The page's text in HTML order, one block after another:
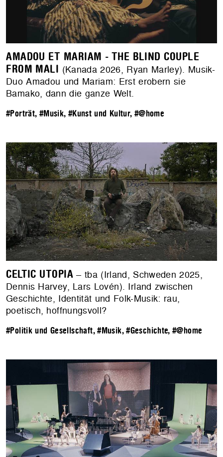
AMADOU ET MARIAM - THE BLIND COUPLE
FROM MALI (Kanada 2026, Ryan Marley). Musik-
Duo Amadou und Mariam: Erst erobern sie
Bamako, dann die ganze Welt.
#Porträt, #Musik, #Kunst und Kultur, #@home
CELTIC UTOPIA – tba (Irland, Schweden 2025,
Dennis Harvey, Lars Lovén). Irland zwischen
Geschichte, Identität und Folk-Musik: rau,
poetisch, hoffnungsvoll?
#Politik und Gesellschaft,#Musik,#Geschichte,#@home